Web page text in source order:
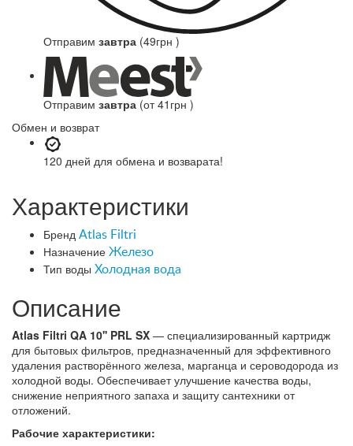
Отправим завтра (49грн )
Отправим завтра (от 41грн )
Обмен и возврат
120 дней для обмена и возварата!
Характеристики
Бренд Atlas Filtri
Назначение Железо
Тип воды Холодная вода
Описание
Atlas Filtri QA 10'' PRL SX — специализированный картридж
для бытовых фильтров, предназначенный для эффективного
удаления растворённого железа, марганца и сероводорода из
холодной воды. Обеспечивает улучшение качества воды,
снижение неприятного запаха и защиту сантехники от
отложений.
Рабочие характеристики: